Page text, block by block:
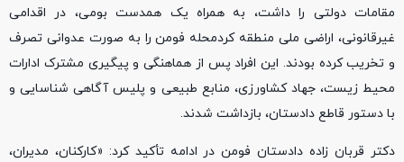
مقامات دولتی را داشت، به همراه یک همدست بومی، در اقدامی
غیرقانونی، اراضی ملی منطقه کردمحله فومن را به صورت عدوانی تصرف
و تخریب کرده بودند. این افراد پس از هماهنگی و پیگیری مشترک ادارات
محیط زیست، جهاد کشاورزی، منابع طبیعی و پلیس آگاهی شناسایی و
با دستور قاطع دادستان، بازداشت شدند.
دکتر قربان زاده دادستان فومن در ادامه تأکید کرد: «کارکنان، مدیران،